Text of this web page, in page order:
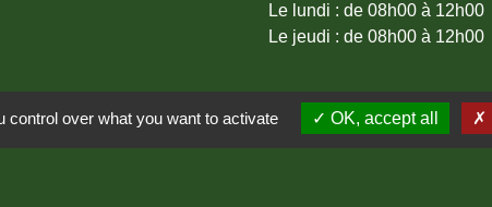
Le lundi : de 08h00 à 12h00
Le jeudi : de 08h00 à 12h00
over what you want to activate OK, accept all